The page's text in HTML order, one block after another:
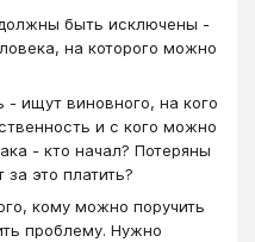
быть исключены -
на которого можно
- ищут виновного, на кого
и с кого можно
- кто начал? Потеряны
это платить?
кому можно поручить
проблему. Нужно